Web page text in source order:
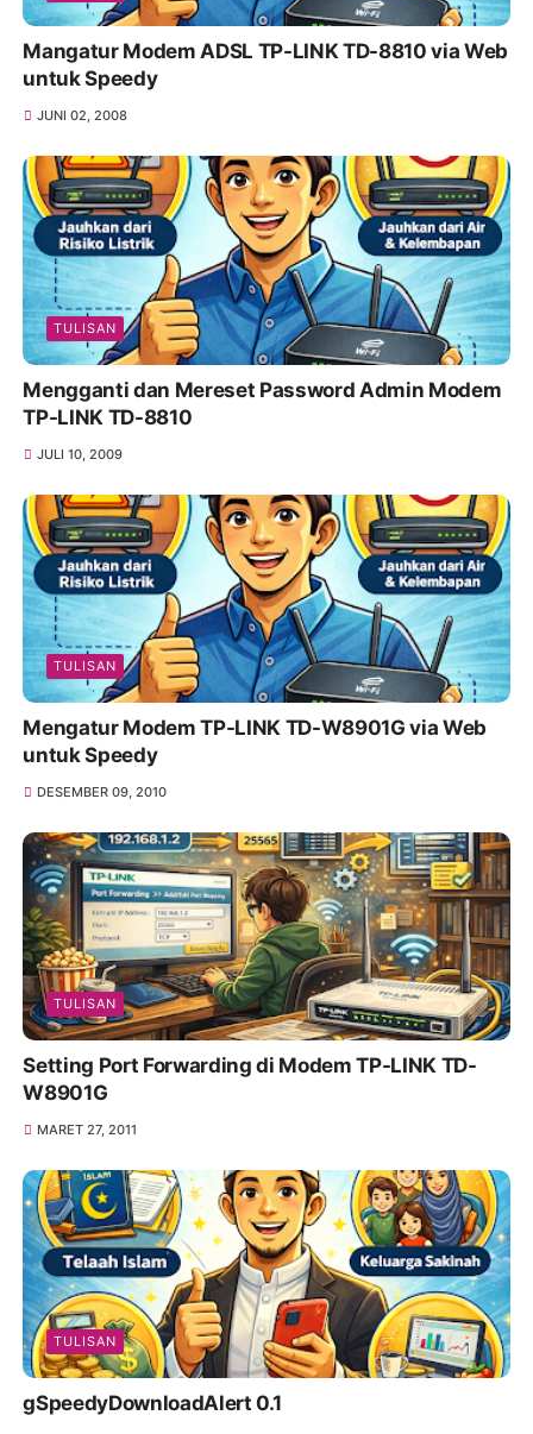
Mangatur Modem ADSL TP-LINK TD-8810 via Web
untuk Speedy
JUNI 02, 2008
TULISAN
Mengganti dan Mereset Password Admin Modem
TP-LINK TD-8810
JULI 10, 2009
TULISAN
Mengatur Modem TP-LINK TD-W8901G via Web
untuk Speedy
DESEMBER 09, 2010
TULISAN
Setting Port Forwarding di Modem TP-LINK TD-
W8901G
MARET 27, 2011
TULISAN
gSpeedyDownloadAlert 0.1